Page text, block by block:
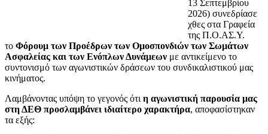
13 Σεπτεμβρίου
2026) συνεδρίασε
χθες στα Γραφεία
της Π.Ο.ΑΣ.Υ.
το Φόρουμ των Προέδρων των Ομοσπονδιών των Σωμάτων
Ασφαλείας και των Ενόπλων Δυνάμεων με αντικείμενο το
συντονισμό των αγωνιστικών δράσεων του συνδικαλιστικού μας
κινήματος.
Λαμβάνοντας υπόψη το γεγονός ότι η αγωνιστική παρουσία μας
στη ΔΕΘ προσλαμβάνει ιδιαίτερο χαρακτήρα, αποφασίστηκαν
τα εξής: